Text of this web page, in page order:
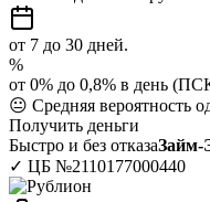
от 7 до 30 дней.
%
от 0% до 0,8% в день
😐 Средняя вероятность
Получить деньги
Быстро и без отказаЗайм-
✓ ЦБ №2110177000440